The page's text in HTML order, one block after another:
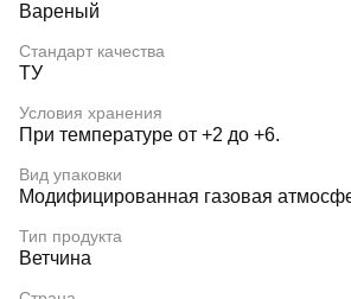
Вареный
Стандарт качества
ТУ
Условия хранения
При температуре от +2 до +6.
Вид упаковки
Модифицированная газовая
Тип продукта
Ветчина